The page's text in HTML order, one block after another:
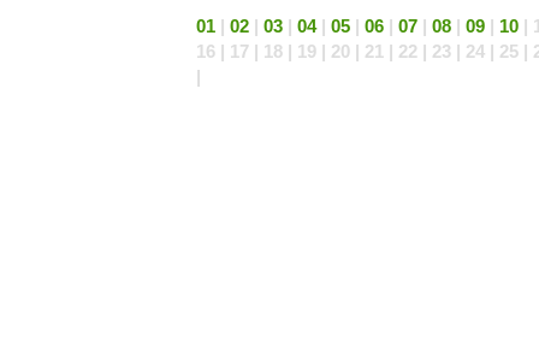
01 | 02 | 03 | 04| 05 | 06 | 07 | 08 | 09 | 10 |
16 | 17 | 18 | 19 | 20 | 21 | 22 | 23 | 24 | 25 |
|